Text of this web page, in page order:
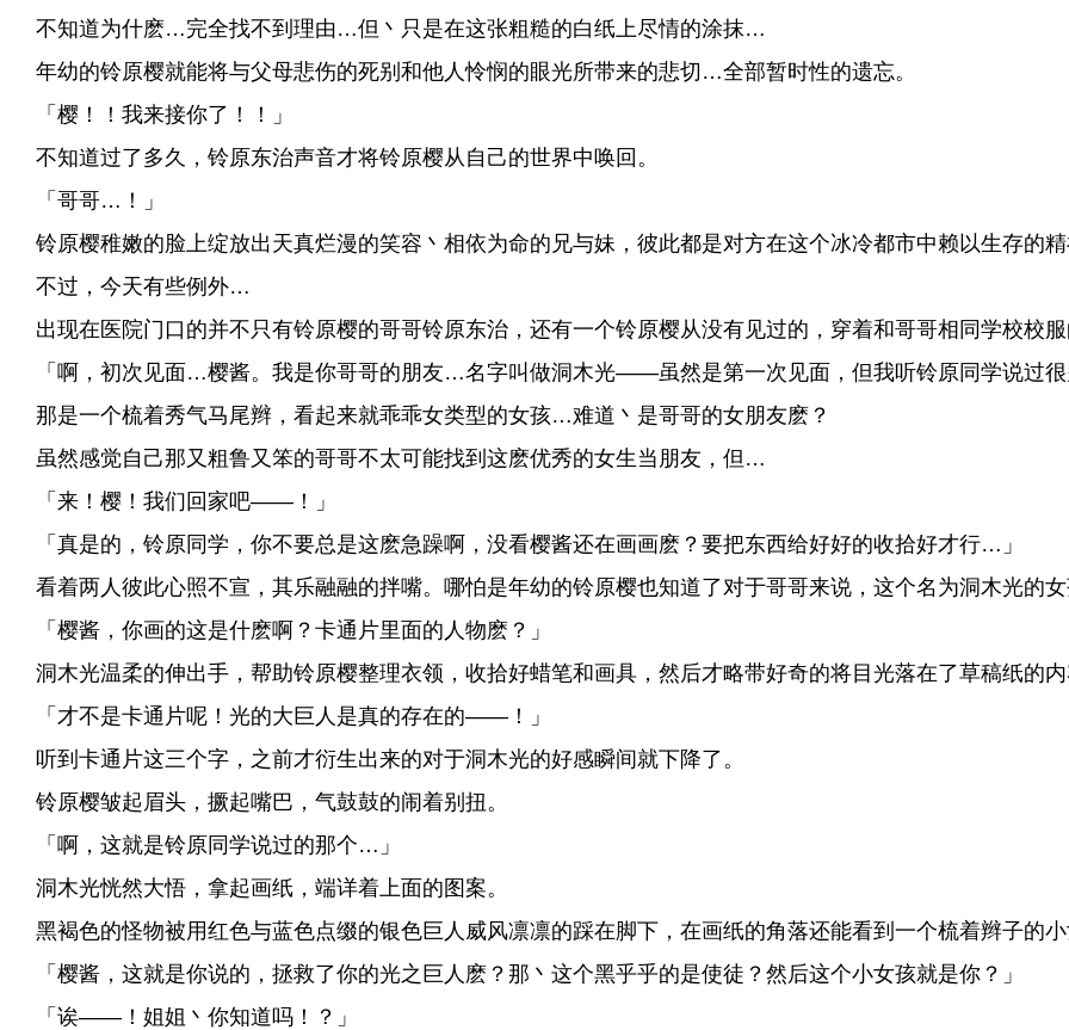
不知道为什麽…完全找不到理由…但丶只是在这张粗糙的白纸上尽情的涂抹…
年幼的铃原樱就能将与父母悲伤的死别和他人怜悯的眼光所带来的悲切…全部暂时性的遗忘。
「樱！！我来接你了！！」
不知道过了多久，铃原东治声音才将铃原樱从自己的世界中唤回。
「哥哥…！」
铃原樱稚嫩的脸上绽放出天真烂漫的笑容丶相依为命的兄与妹，彼此都是对方在这个冰冷都市中赖以生存的
不过，今天有些例外…
出现在医院门口的并不只有铃原樱的哥哥铃原东治，还有一个铃原樱从没有见过的，穿着和哥哥相同学校校
「啊，初次见面…樱酱。我是你哥哥的朋友…名字叫做洞木光——虽然是第一次见面，但我听铃原同学说过很
那是一个梳着秀气马尾辫，看起来就乖乖女类型的女孩…难道丶是哥哥的女朋友麽？
虽然感觉自己那又粗鲁又笨的哥哥不太可能找到这麽优秀的女生当朋友，但…
「来！樱！我们回家吧——！」
「真是的，铃原同学，你不要总是这麽急躁啊，没看樱酱还在画画麽？要把东西给好好的收拾好才行…」
看着两人彼此心照不宣，其乐融融的拌嘴。哪怕是年幼的铃原樱也知道了对于哥哥来说，这个名为洞木光的
「樱酱，你画的这是什麽啊？卡通片里面的人物麽？」
洞木光温柔的伸出手，帮助铃原樱整理衣领，收拾好蜡笔和画具，然后才略带好奇的将目光落在了草稿纸的
「才不是卡通片呢！光的大巨人是真的存在的——！」
听到卡通片这三个字，之前才衍生出来的对于洞木光的好感瞬间就下降了。
铃原樱皱起眉头，撅起嘴巴，气鼓鼓的闹着别扭。
「啊，这就是铃原同学说过的那个…」
洞木光恍然大悟，拿起画纸，端详着上面的图案。
黑褐色的怪物被用红色与蓝色点缀的银色巨人威风凛凛的踩在脚下，在画纸的角落还能看到一个梳着辫子的
「樱酱，这就是你说的，拯救了你的光之巨人麽？那丶这个黑乎乎的是使徒？然后这个小女孩就是你？」
「诶——！姐姐丶你知道吗！？」